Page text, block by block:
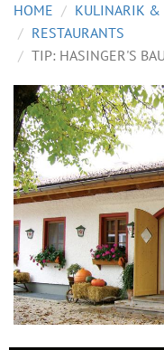
HOME KULINARIK &
RESTAURANTS
TIP: HASINGER'S